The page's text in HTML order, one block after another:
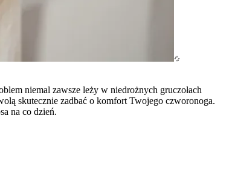
niemal zawsze leży w niedrożnych gruczołach
skutecznie zadbać o komfort Twojego czworonoga.
na co dzień.